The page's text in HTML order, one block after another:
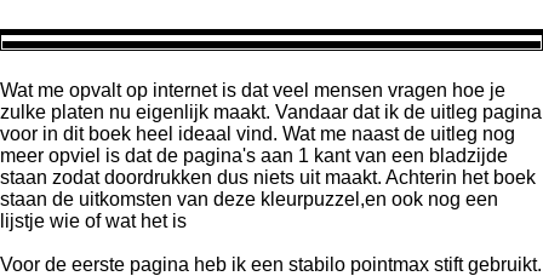
Wat me opvalt op internet is dat veel mensen vragen hoe je
zulke platen nu eigenlijk maakt. Vandaar dat ik de uitleg pagina
voor in dit boek heel ideaal vind. Wat me naast de uitleg nog
meer opviel is dat de pagina's aan 1 kant van een bladzijde
staan zodat doordrukken dus niets uit maakt. Achterin het boek
staan de uitkomsten van deze kleurpuzzel,en ook nog een
lijstje wie of wat het is
Voor de eerste pagina heb ik een stabilo pointmax stift gebruikt.